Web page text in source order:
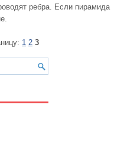
ребра. Если пирамида
1 2 3